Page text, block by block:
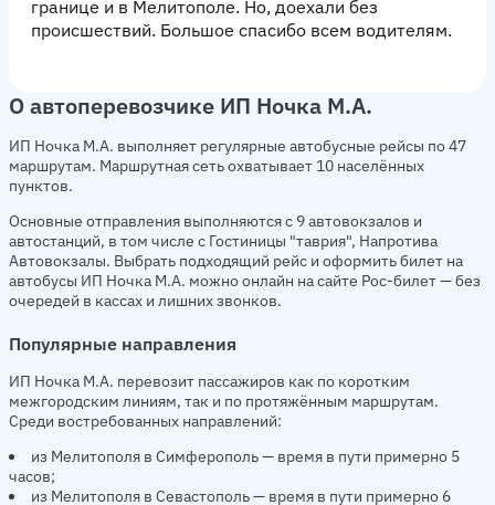
границе и в Мелитополе. Но, доехали без
происшествий. Большое спасибо всем водителям.
О автоперевозчике ИП Ночка М.А.
ИП Ночка М.А. выполняет регулярные автобусные рейсы по 47
маршрутам. Маршрутная сеть охватывает 10 населённых
пунктов.
Основные отправления выполняются с 9 автовокзалов и
автостанций, в том числе с Гостиницы "таврия", Напротива
Автовокзалы. Выбрать подходящий рейс и оформить билет на
автобусы ИП Ночка М.А. можно онлайн на сайте Рос-билет — без
очередей в кассах и лишних звонков.
Популярные направления
ИП Ночка М.А. перевозит пассажиров как по коротким
межгородским линиям, так и по протяжённым маршрутам.
Среди востребованных направлений:
из Мелитополя в Симферополь — время в пути примерно 5
часов;
из Мелитополя в Севастополь — время в пути примерно 6